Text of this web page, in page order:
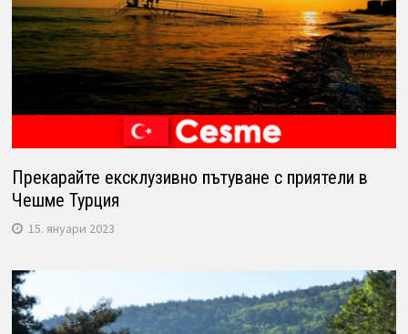
Прекарайте ексклузивно пътуване с приятели в
Чешме Турция
15. януари 2023